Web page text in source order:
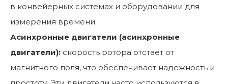
в конвейерных системах и оборудовании для
измерения времени.
Асинхронные двигатели (асинхронные
двигатели): скорость ротора отстает от
магнитного поля, что обеспечивает надежность и